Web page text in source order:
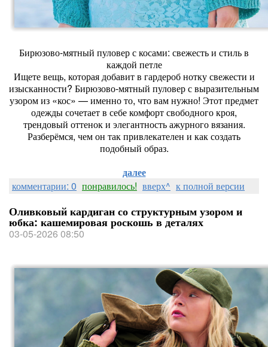
Бирюзово-мятный пуловер с косами: свежесть и стиль в
каждой петле
Ищете вещь, которая добавит в гардероб нотку свежести и
изысканности? Бирюзово-мятный пуловер с выразительным
узором из «кос» — именно то, что вам нужно! Этот предмет
одежды сочетает в себе комфорт свободного кроя,
трендовый оттенок и элегантность ажурного вязания.
Разберёмся, чем он так привлекателен и как создать
подобный образ.
далее
комментарии: 0 понравилось! вверх^ к полной версии
Оливковый кардиган со структурным узором и
юбка: кашемировая роскошь в деталях
03-05-2026 08:50